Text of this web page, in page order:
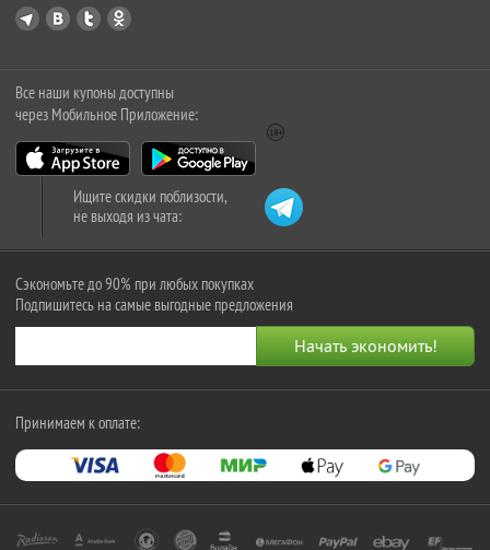
Все наши купоны доступны
через Мобильное Приложение:
Ищите скидки поблизости,
не выходя из чата:
Сэкономьте до 90% при любых покупках
Подпишитесь на самые выгодные предложения
Принимаем к оплате: